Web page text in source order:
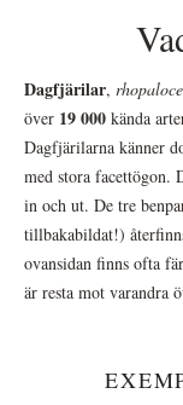
Dagfjärilar,
över 19 000 kända
Dagfjärilarna känner
med stora facettögon.
in och ut. De tre
tillbakabildat!)
ovansidan finns ofta
är resta mot varandra